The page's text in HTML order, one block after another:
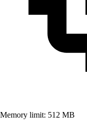
Memory limit: 512 MB